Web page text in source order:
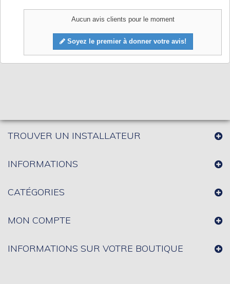
Aucun avis clients pour le moment
Soyez le premier à donner votre avis!
TROUVER UN INSTALLATEUR
INFORMATIONS
CATÉGORIES
MON COMPTE
INFORMATIONS SUR VOTRE BOUTIQUE